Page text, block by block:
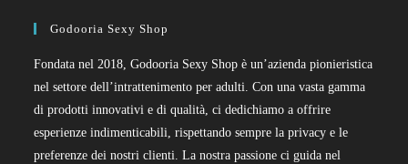
Godooria Sexy Shop
Fondata nel 2018, Godooria Sexy Shop è un’azienda pionieristica
nel settore dell’intrattenimento per adulti. Con una vasta gamma
di prodotti innovativi e di qualità, ci dedichiamo a offrire
esperienze indimenticabili, rispettando sempre la privacy e le
preferenze dei nostri clienti. La nostra passione ci guida nel